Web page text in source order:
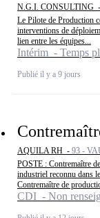
N.G.I. CONSULTING -
Le Pilote de Production
interventions de
lien entre les équipes...
Intérim - Temps
Publié il y a 9 jours
AQUILA RH - 93 -
POSTE : Contremaître
industriel reconnu dans
Contremaître de
CDI - Non